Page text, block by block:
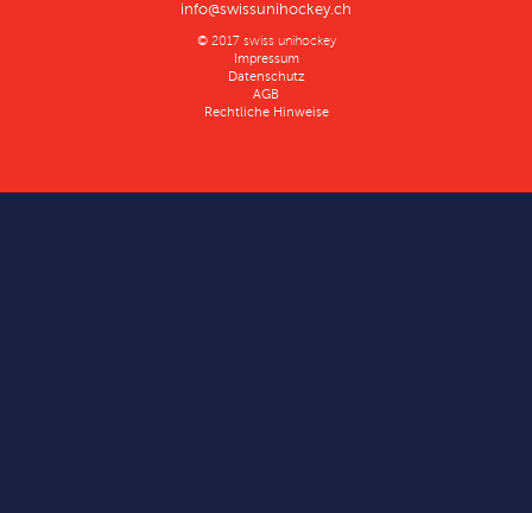
info@swissunihockey.ch
© 2017 swiss unihockey
Impressum
Datenschutz
AGB
Rechtliche Hinweise